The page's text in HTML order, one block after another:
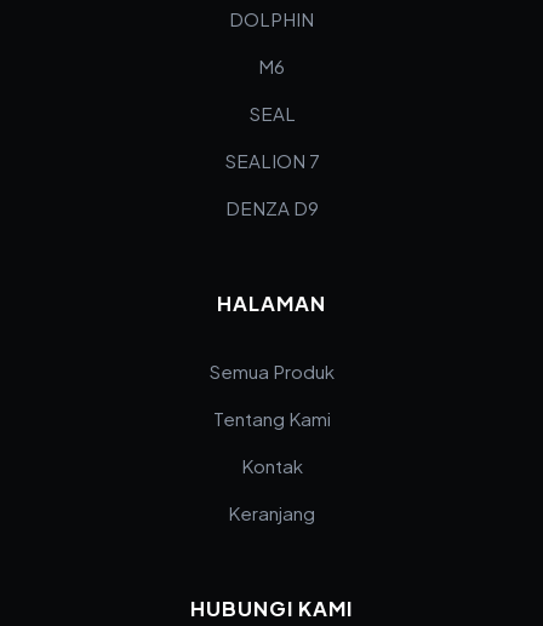
DOLPHIN
M6
SEAL
SEALION 7
DENZA D9
HALAMAN
Semua Produk
Tentang Kami
Kontak
Keranjang
HUBUNGI KAMI